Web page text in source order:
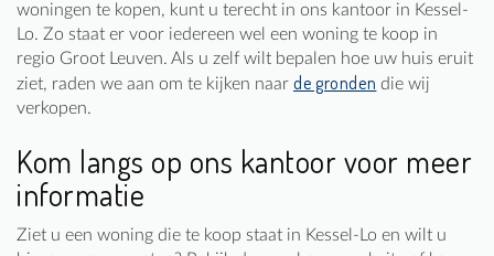
woningen te kopen, kunt u terecht in ons kantoor in Kessel-
Lo. Zo staat er voor iedereen wel een woning te koop in
regio Groot Leuven. Als u zelf wilt bepalen hoe uw huis eruit
ziet, raden we aan om te kijken naar de gronden die wij
verkopen.
Kom langs op ons kantoor voor meer
informatie
Ziet u een woning die te koop staat in Kessel-Lo en wilt u